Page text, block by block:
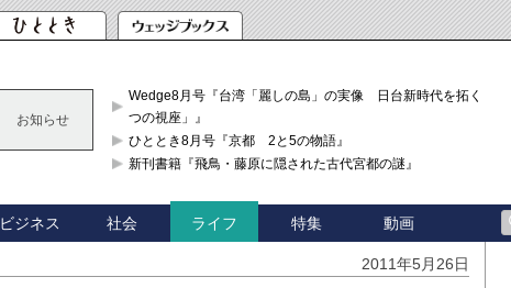
お知らせ
Wedge8月号『台湾「麗しの島」の実像 日台新時代を拓く「3
つの視座」』
ひととき8月号『京都 2と5の物語』
新刊書籍『飛鳥・藤原に隠された古代宮都の謎』
ビジネス 社会 ライフ 特集 動画
2011年5月26日